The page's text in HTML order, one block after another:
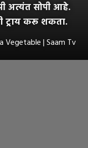
अत्यंत सोपी आहे.
ट्राय करू शकता.
Vegetable | Saam Tv